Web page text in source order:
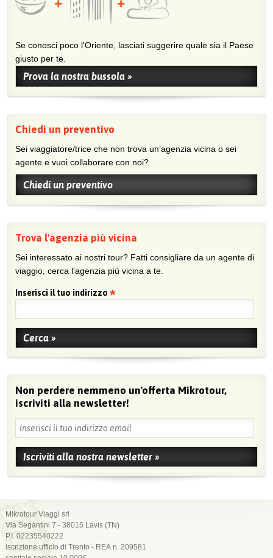
Se conosci poco l'Oriente, lasciati suggerire quale sia il Paese
giusto per te.
Prova la nostra bussola »
Chiedi un preventivo
Sei viaggiatore/trice che non trova un’agenzia vicina o sei
agente e vuoi collaborare con noi?
Chiedi un preventivo
Trova l'agenzia più vicina
Sei interessato ai nostri tour? Fatti consigliare da un agente di
viaggio, cerca l'agenzia più vicina a te.
Inserisci il tuo indirizzo
Non perdere nemmeno un'offerta Mikrotour,
iscriviti alla newsletter!
Mikrotour Viaggi srl
Via Segantini 7 - 38015 Lavis (TN)
P.I. 02235540222
iscrizione ufficio di Trento - REA n. 209581